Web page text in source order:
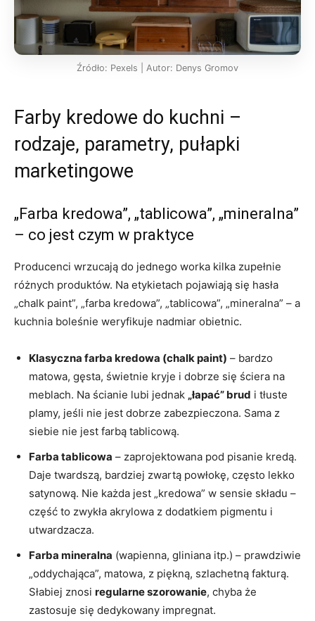
Źródło: Pexels | Autor: Denys Gromov
Farby kredowe do kuchni –
rodzaje, parametry, pułapki
marketingowe
„Farba kredowa”, „tablicowa”, „mineralna”
– co jest czym w praktyce
Producenci wrzucają do jednego worka kilka zupełnie
różnych produktów. Na etykietach pojawiają się hasła
„chalk paint”, „farba kredowa”, „tablicowa”, „mineralna” – a
kuchnia boleśnie weryfikuje nadmiar obietnic.
Klasyczna farba kredowa (chalk paint) – bardzo
matowa, gęsta, świetnie kryje i dobrze się ściera na
meblach. Na ścianie lubi jednak „łapać” brud i tłuste
plamy, jeśli nie jest dobrze zabezpieczona. Sama z
siebie nie jest farbą tablicową.
Farba tablicowa – zaprojektowana pod pisanie kredą.
Daje twardszą, bardziej zwartą powłokę, często lekko
satynową. Nie każda jest „kredowa” w sensie składu –
część to zwykła akrylowa z dodatkiem pigmentu i
utwardzacza.
Farba mineralna (wapienna, gliniana itp.) – prawdziwie
„oddychająca”, matowa, z piękną, szlachetną fakturą.
Słabiej znosi regularne szorowanie, chyba że
zastosuje się dedykowany impregnat.